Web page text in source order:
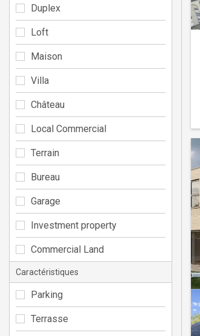
Duplex
Loft
Maison
Villa
Château
Local Commercial
Terrain
Bureau
Garage
Investment property
Commercial Land
Caractéristiques
Parking
Terrasse